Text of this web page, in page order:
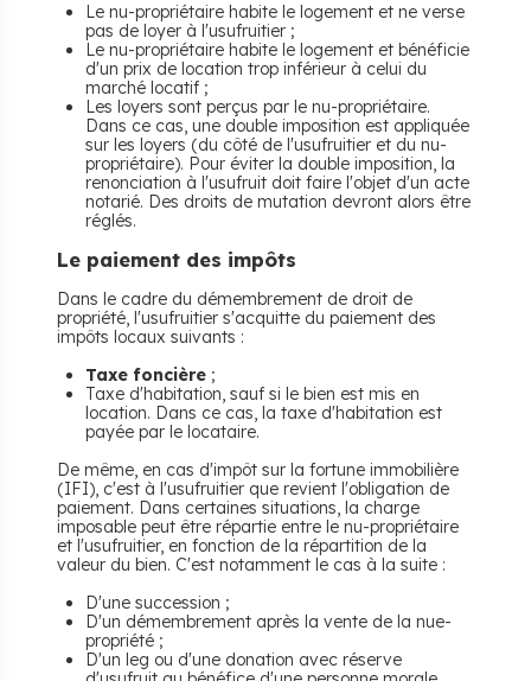
Le nu-propriétaire habite le logement et ne verse
pas de loyer à l'usufruitier ;
Le nu-propriétaire habite le logement et bénéficie
d'un prix de location trop inférieur à celui du
marché locatif ;
Les loyers sont perçus par le nu-propriétaire.
Dans ce cas, une double imposition est appliquée
sur les loyers (du côté de l'usufruitier et du nu-
propriétaire). Pour éviter la double imposition, la
renonciation à l'usufruit doit faire l'objet d'un acte
notarié. Des droits de mutation devront alors être
réglés.
Le paiement des impôts
Dans le cadre du démembrement de droit de
propriété, l'usufruitier s'acquitte du paiement des
impôts locaux suivants :
Taxe foncière ;
Taxe d'habitation, sauf si le bien est mis en
location. Dans ce cas, la taxe d'habitation est
payée par le locataire.
De même, en cas d'impôt sur la fortune immobilière
(IFI), c'est à l'usufruitier que revient l'obligation de
paiement. Dans certaines situations, la charge
imposable peut être répartie entre le nu-propriétaire
et l'usufruitier, en fonction de la répartition de la
valeur du bien. C'est notamment le cas à la suite :
D'une succession ;
D'un démembrement après la vente de la nue-
propriété ;
D'un leg ou d'une donation avec réserve